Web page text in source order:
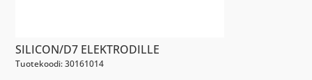
SILICON/D7 ELEKTRODILLE
Tuotekoodi: 30161014